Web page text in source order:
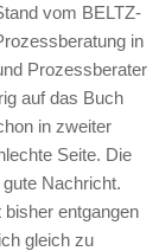
vom BELTZ-
in
Prozessberater
auf das Buch
in zweiter
Seite. Die
Nachricht.
entgangen
gleich zu